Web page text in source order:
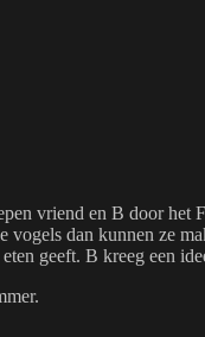
vriend en B door
dan kunnen ze
geeft. B kreeg een